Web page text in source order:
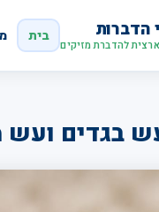
הדברות
להדברת מזיקים
בית
בגדים ועש